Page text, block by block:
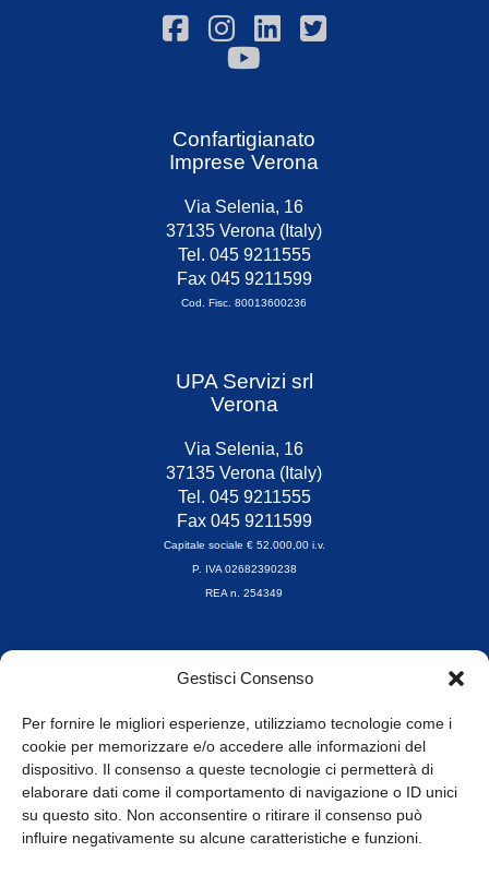
Gestisci Consenso
Per fornire le migliori esperienze, utilizziamo tecnologie come i
cookie per memorizzare e/o accedere alle informazioni del
dispositivo. Il consenso a queste tecnologie ci permetterà di
elaborare dati come il comportamento di navigazione o ID unici
su questo sito. Non acconsentire o ritirare il consenso può
influire negativamente su alcune caratteristiche e funzioni.
Confartigianato
Imprese Verona
Via Selenia, 16
37135 Verona (Italy)
Tel. 045 9211555
Fax 045 9211599
Cod. Fisc. 80013600236
UPA Servizi srl
Verona
Via Selenia, 16
37135 Verona (Italy)
Tel. 045 9211555
Fax 045 9211599
Capitale sociale € 52.000,00 i.v.
P. IVA 02682390238
REA n. 254349
Orari di apertura
8.30-13.00 / 14.00-17.30
Whistleblowing
© Tutti i diritti riservati